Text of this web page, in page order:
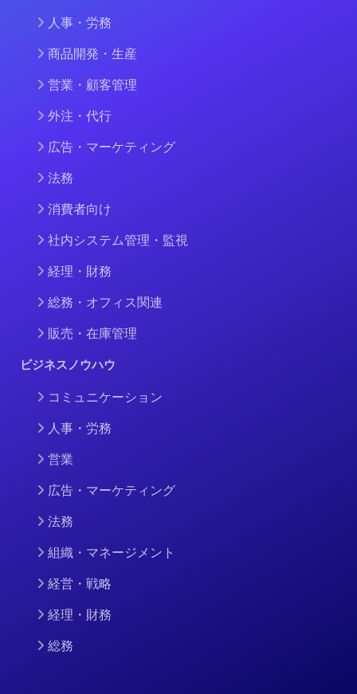
人事・労務
商品開発・生産
営業・顧客管理
外注・代行
広告・マーケティング
法務
消費者向け
社内システム管理・監視
経理・財務
総務・オフィス関連
販売・在庫管理
ビジネスノウハウ
コミュニケーション
人事・労務
営業
広告・マーケティング
法務
組織・マネージメント
経営・戦略
経理・財務
総務